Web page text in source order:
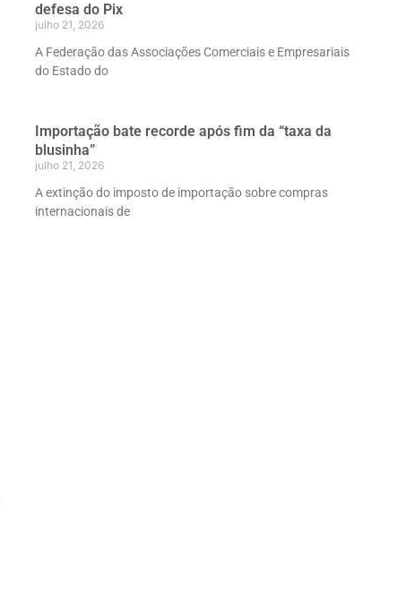
defesa do Pix
julho 21, 2026
A Federação das Associações Comerciais e Empresariais
do Estado do
Importação bate recorde após fim da “taxa da
blusinha”
julho 21, 2026
A extinção do imposto de importação sobre compras
internacionais de